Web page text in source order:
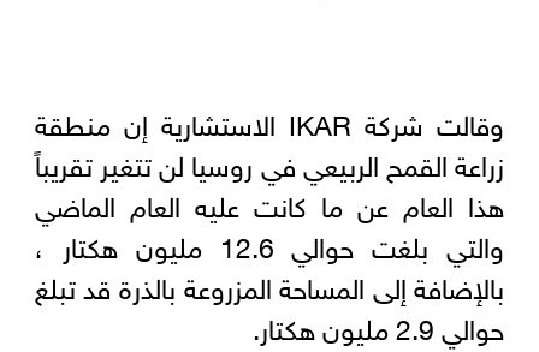
وقالت شركة IKAR الاستشارية إن منطقة
زراعة القمح الربيعي في روسيا لن تتغير تقريباً
هذا العام عن ما كانت عليه العام الماضي
والتي بلغت حوالي 12.6 مليون هكتار ،
بالإضافة إلى المساحة المزروعة بالذرة قد تبلغ
حوالي 2.9 مليون هكتار.